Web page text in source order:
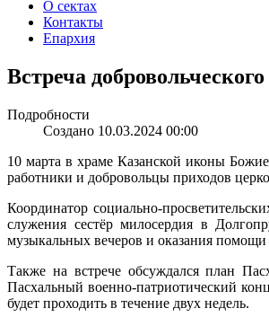
О сектах
Контакты
Епархия
Встреча
Подробности
Создано 10.03.2024 00:00
10 марта в храме Казанской иконы
работники и добровольцы приходов
Координатор социально-
служения сестёр милосердия в
музыкальных вечеров и оказания
Также на встрече обсуждался план
Пасхальный военно-патриотический
будет проходить в течение двух недель.